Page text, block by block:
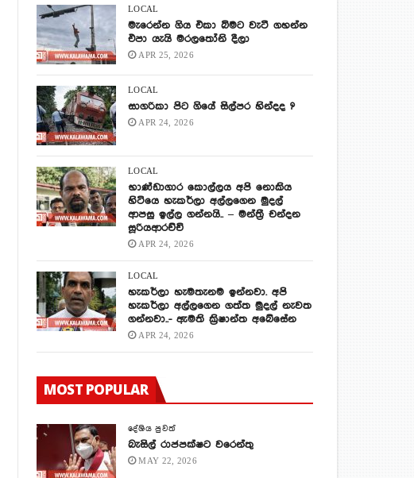
LOCAL
මැරෙන්න ගිය එකා බිමට වැටී ගහන්න
එපා යැයි මරලතෝනි දීලා
APR 25, 2026
LOCAL
සාගරිකා පිට ගියේ සිල්පර හින්දද ?
APR 24, 2026
LOCAL
භාණ්ඩාගාර කොල්ලය අපි නොකිය
හිටියෙ හැකර්ලා අල්ලගෙන මුදල්
ආපසු ඉල්ල ගන්නයි.. – මන්ත්‍රී චන්දන
සූරියආරච්චි
APR 24, 2026
LOCAL
හැකර්ලා හැමතැනම ඉන්නවා. අපි
හැකර්ලා අල්ලගෙන ගත්ත මුදල් නැවත
ගන්නවා..- ඇමති ක්‍රිෂාන්ත අබේසේන
APR 24, 2026
MOST POPULAR
දේශිය පුවත්
බැසිල් රාජපක්ෂට වරෙන්තු
MAY 22, 2026